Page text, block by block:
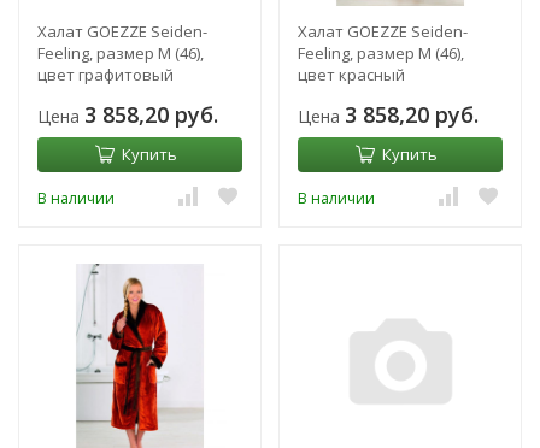
Халат GOEZZE Seiden-
Feeling, размер M (46),
цвет графитовый
Цена 3 858,20 руб.
Купить
В наличии
Халат GOEZZE Seiden-
Feeling, размер M (46),
цвет красный
Цена 3 858,20 руб.
Купить
В наличии